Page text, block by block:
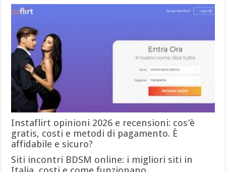
Instaflirt opinioni 2026 e recensioni: cos’è
gratis, costi e metodi di pagamento. È
affidabile e sicuro?
Siti incontri BDSM online: i migliori siti in